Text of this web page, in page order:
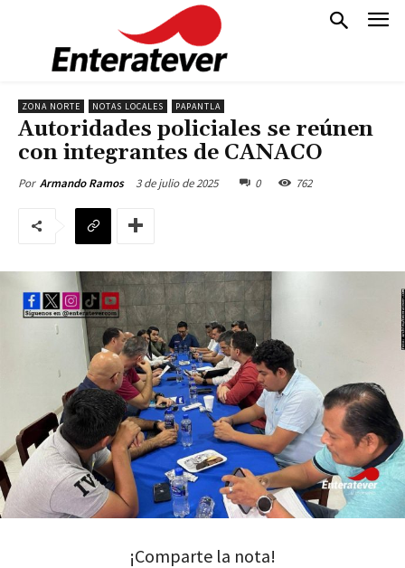
ZONA NORTE NOTAS LOCALES PAPANTLA
Autoridades policiales se reúnen
con integrantes de CANACO
Por Armando Ramos 3 de julio de 2025 0 762
¡Comparte la nota!